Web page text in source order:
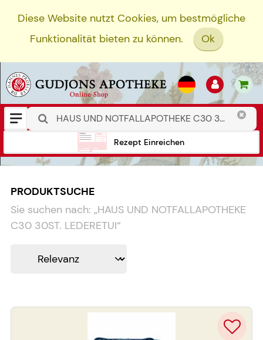
Diese Website nutzt Cookies, um bestmögliche
Funktionalität bieten zu können.
Ok
Rezept Einreichen
PRODUKTSUCHE
Sie suchen nach: „HAUS UND NOTFALLAPOTHEKE
C30 30ST. LEDERETUI“